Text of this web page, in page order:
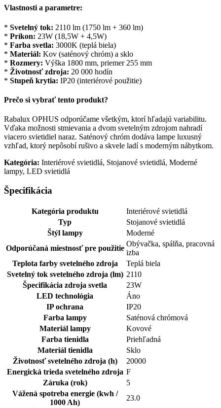
Vlastnosti a parametre:
* Svetelný tok: 2110 lm (1750 lm + 360 lm)
* Príkon: 23W (18,5W + 4,5W)
* Farba svetla: 3000K (teplá biela)
* Materiál: Kov (saténový chróm) a sklo
* Rozmery: Výška 1800 mm, priemer 255 mm
* Životnosť zdroja: 20 000 hodín
* Stupeň krytia: IP20 (interiérové použitie)
Prečo si vybrať tento produkt?
Rabalux OPHUS odporúčame všetkým, ktorí hľadajú variabilitu.
Vďaka možnosti stmievania a dvom svetelným zdrojom nahradí
viacero svietidiel naraz. Saténový chróm dodáva lampe luxusný
vzhľad, ktorý nepôsobí rušivo a skvele ladí s moderným nábytkom.
Kategória: Interiérové svietidlá, Stojanové svietidlá, Moderné
lampy, LED svietidlá
Špecifikácia
Kategória produktu
Interiérové svietidlá
Typ
Stojanové svietidlá
Štýl lampy
Moderné
Odporúčaná miestnosť pre použitie
Obývačka, spálňa, pracovná
izba
Teplota farby svetelného zdroja
Teplá biela
Svetelný tok svetelného zdroja (lm) 2110
Špecifikácia zdroja svetla
23W
LED technológia
Áno
IP ochrana
IP20
Farba lampy
Saténová chrómová
Materiál lampy
Kovové
Farba tienidla
Priehľadná
Materiál tienidla
Sklo
Životnosť svetelného zdroja (h)
20000
Energická trieda svetelného zdroja F
Záruka (rok)
5
Vážená spotreba energie (kwh /
1000 Ah)
23.0